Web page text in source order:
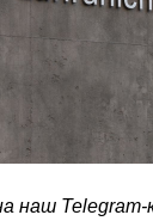
наш Telegram-